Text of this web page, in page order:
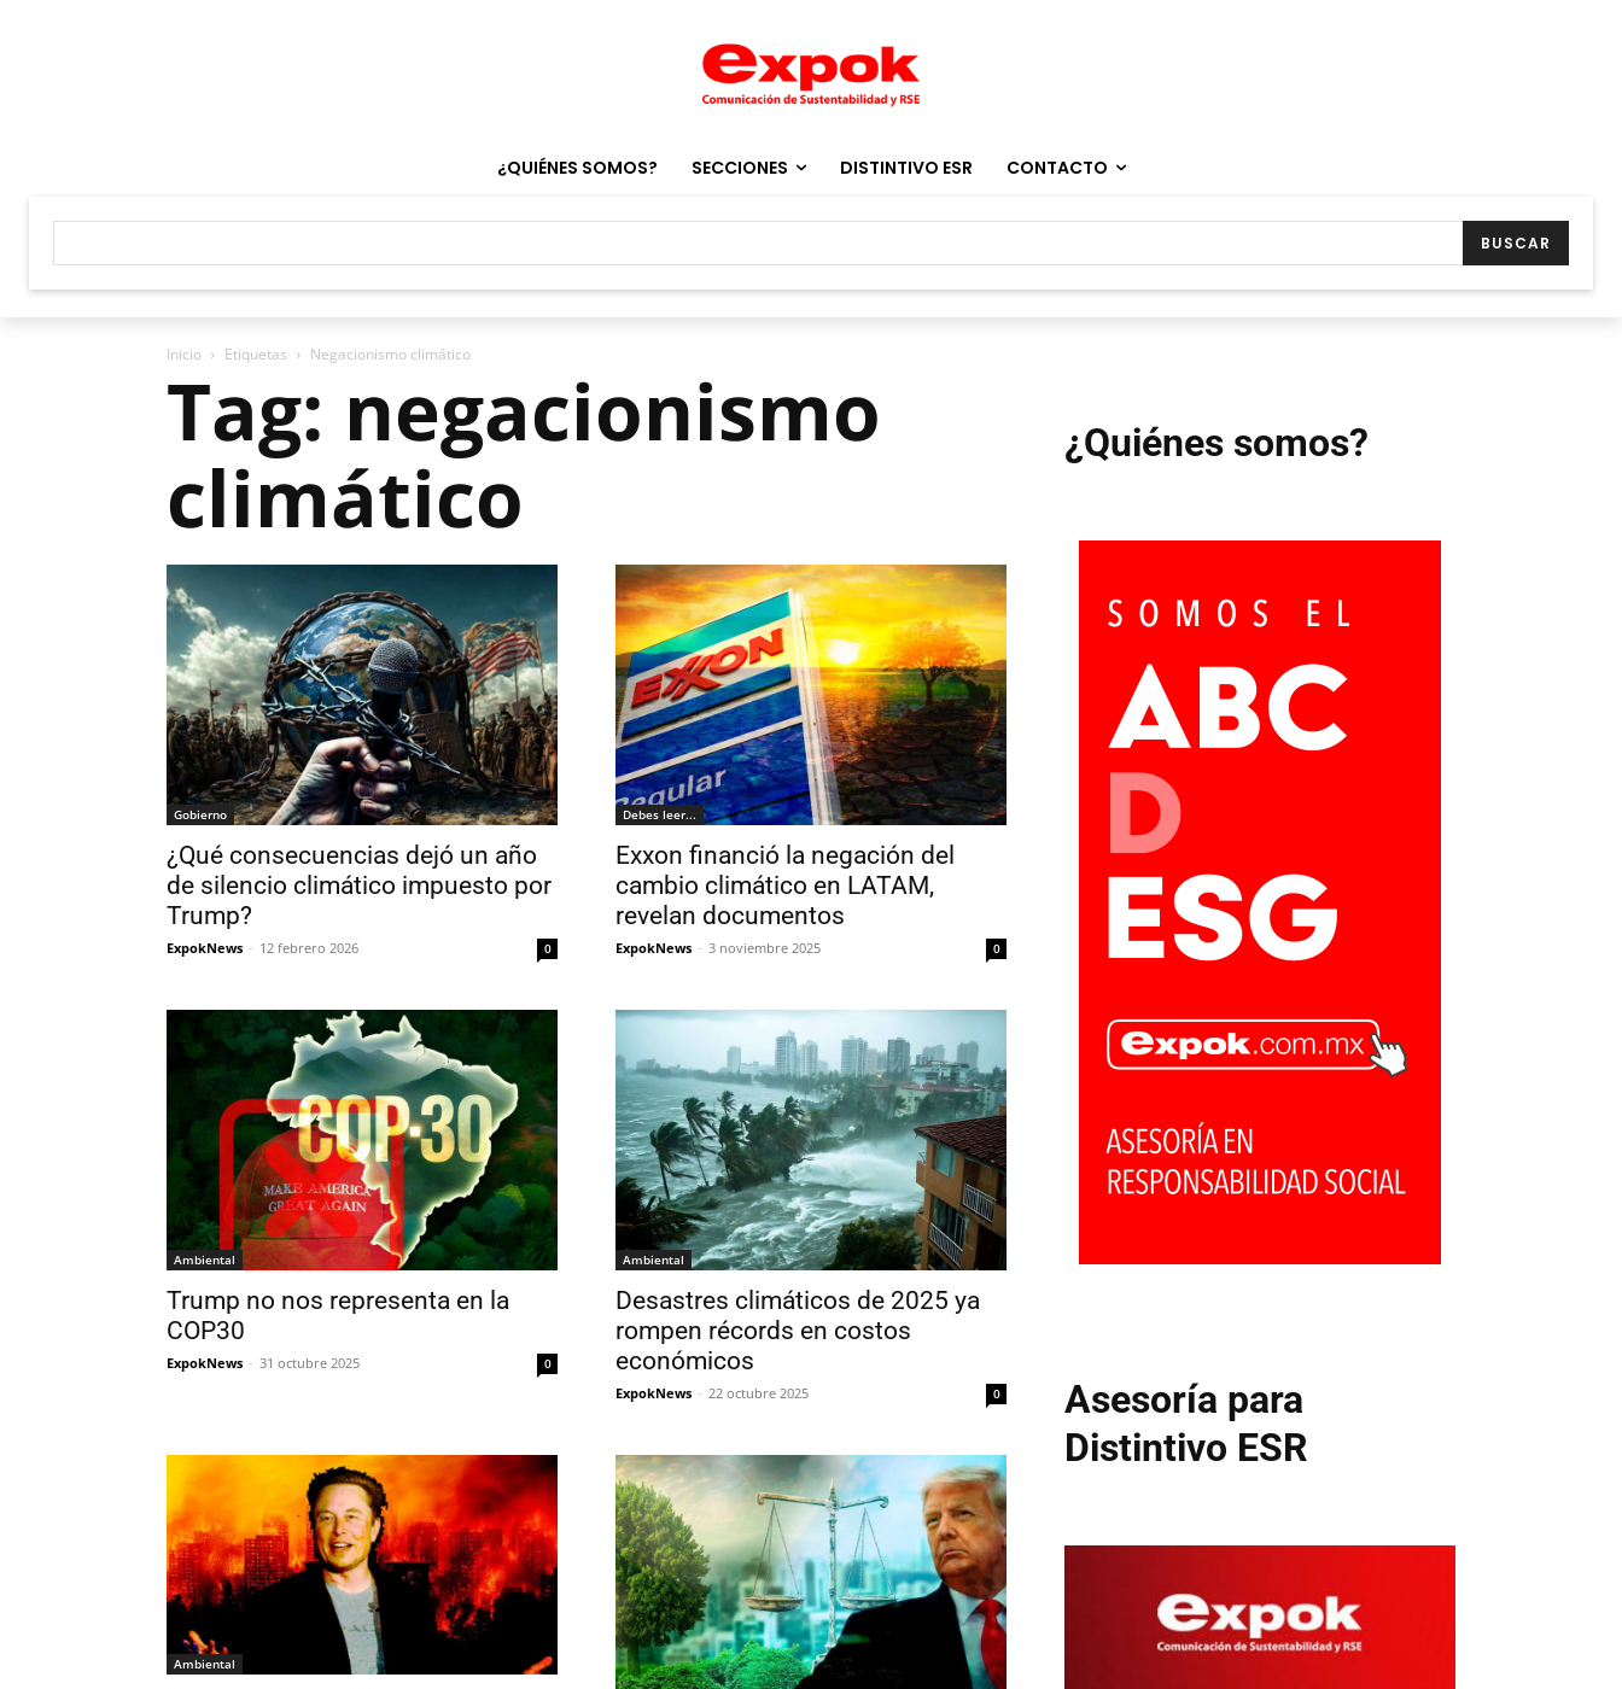
¿QUIÉNES SOMOS? SECCIONES DISTINTIVO ESR CONTACTO
BUSCAR
Inicio Etiquetas Negacionismo climático
Tag: negacionismo
climático
Gobierno
¿Qué consecuencias dejó un año
de silencio climático impuesto por
Trump?
ExpokNews - 12 febrero 2026 0
Debes leer...
Exxon financió la negación del
cambio climático en LATAM,
revelan documentos
ExpokNews - 3 noviembre 2025 0
Ambiental
Trump no nos representa en la
COP30
ExpokNews - 31 octubre 2025 0
Ambiental
Desastres climáticos de 2025 ya
rompen récords en costos
económicos
ExpokNews - 22 octubre 2025 0
Ambiental
¿Quiénes somos?
Asesoría para
Distintivo ESR